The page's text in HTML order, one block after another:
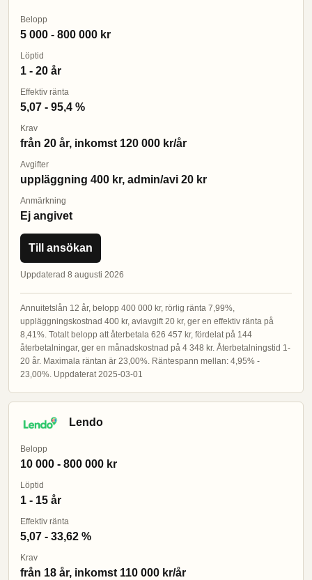
Belopp
5 000 - 800 000 kr
Löptid
1 - 20 år
Effektiv ränta
5,07 - 95,4 %
Krav
från 20 år, inkomst 120 000 kr/år
Avgifter
uppläggning 400 kr, admin/avi 20 kr
Anmärkning
Ej angivet
Till ansökan
Uppdaterad 8 augusti 2026
Annuitetslån 12 år, belopp 400 000 kr, rörlig ränta 7,99%,
uppläggningskostnad 400 kr, aviavgift 20 kr, ger en effektiv ränta på
8,41%. Totalt belopp att återbetala 626 457 kr, fördelat på 144
återbetalningar, ger en månadskostnad på 4 348 kr. Återbetalningstid 1-
20 år. Maximala räntan är 23,00%. Räntespann mellan: 4,95% -
23,00%. Uppdaterat 2025-03-01
Lendo
Belopp
10 000 - 800 000 kr
Löptid
1 - 15 år
Effektiv ränta
5,07 - 33,62 %
Krav
från 18 år, inkomst 110 000 kr/år